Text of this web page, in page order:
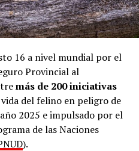
16 a nivel mundial por el
Provincial al
más de 200 iniciativas
del felino en peligro de
2025 e impulsado por el
de las Naciones
).